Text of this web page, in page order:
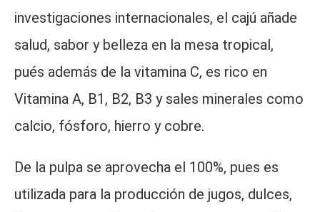
investigaciones internacionales, el cajú añade
salud, sabor y belleza en la mesa tropical,
pués además de la vitamina C, es rico en
Vitamina A, B1, B2, B3 y sales minerales como
calcio, fósforo, hierro y cobre.
De la pulpa se aprovecha el 100%, pues es
utilizada para la producción de jugos, dulces,